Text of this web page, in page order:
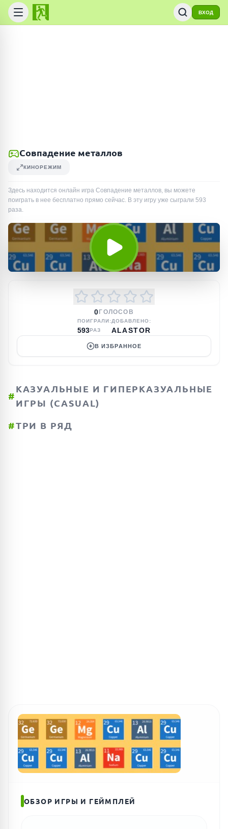
ВХОД
Совпадение металлов
КИНОРЕЖИМ
Здесь находится онлайн игра Совпадение металлов, вы можете
поиграть в нее бесплатно прямо сейчас. В эту игру уже сыграли 593
раза.
0 ГОЛОСОВ
ПОИГРАЛИ:
593РАЗ
ДОБАВЛЕНО:
ALASTOR
В ИЗБРАННОЕ
#
КАЗУАЛЬНЫЕ И ГИПЕРКАЗУАЛЬНЫЕ
ИГРЫ (CASUAL)
#ТРИ В РЯД
ОБЗОР ИГРЫ И ГЕЙМПЛЕЙ